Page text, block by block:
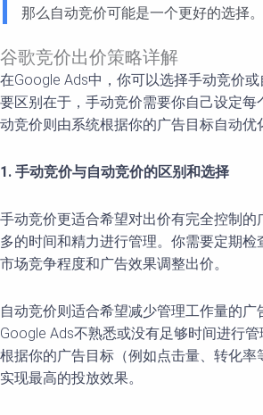
那么自动竞价可能是一个更好的选择。
谷歌竞价出价策略详解
在Google Ads中，你可以选择手动竞价
要区别在于，手动竞价需要你自己设定每
动竞价则由系统根据你的广告目标自动优
1. 手动竞价与自动竞价的区别和选择
手动竞价更适合希望对出价有完全控制的
多的时间和精力进行管理。你需要定期
市场竞争程度和广告效果调整出价。
自动竞价则适合希望减少管理工作量的广
Google Ads不熟悉或没有足够时间进行
根据你的广告目标（例如点击量、转化率
实现最高的投放效果。